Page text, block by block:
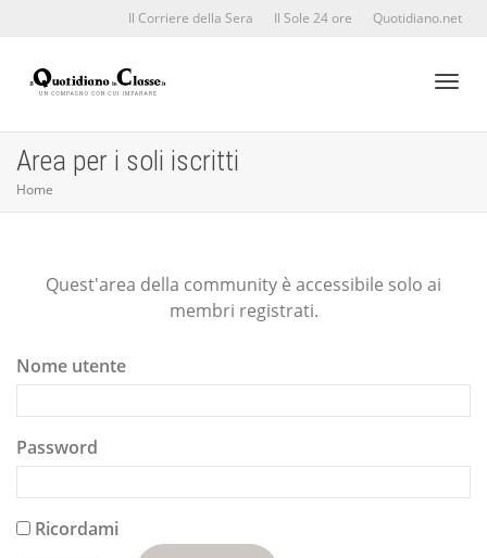
Il Corriere della Sera Il Sole 24 ore Quotidiano.net
Area per i soli iscritti
Home
Quest'area della community è accessibile solo ai
membri registrati.
Nome utente
Password
Ricordami